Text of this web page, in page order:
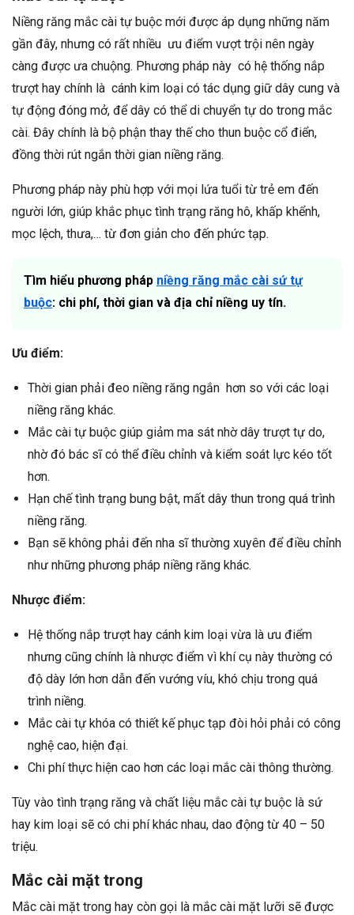
Niềng răng mắc cài tự buộc mới được áp dụng những năm
gần đây, nhưng có rất nhiều ưu điểm vượt trội nên ngày
càng được ưa chuộng. Phương pháp này có hệ thống nắp
trượt hay chính là cánh kim loại có tác dụng giữ dây cung và
tự động đóng mở, để dây có thể di chuyển tự do trong mắc
cài. Đây chính là bộ phận thay thế cho thun buộc cổ điển,
đồng thời rút ngắn thời gian niềng răng.
Phương pháp này phù hợp với mọi lứa tuổi từ trẻ em đến
người lớn, giúp khắc phục tình trạng răng hô, khấp khểnh,
mọc lệch, thưa,… từ đơn giản cho đến phức tạp.
Tìm hiểu phương pháp niềng răng mắc cài sứ tự
buộc: chi phí, thời gian và địa chỉ niềng uy tín.
Ưu điểm:
Thời gian phải đeo niềng răng ngắn hơn so với các loại
niềng răng khác.
Mắc cài tự buộc giúp giảm ma sát nhờ dây trượt tự do,
nhờ đó bác sĩ có thể điều chỉnh và kiểm soát lực kéo tốt
hơn.
Hạn chế tình trạng bung bật, mất dây thun trong quá trình
niềng răng.
Bạn sẽ không phải đến nha sĩ thường xuyên để điều chỉnh
như những phương pháp niềng răng khác.
Nhược điểm:
Hệ thống nắp trượt hay cánh kim loại vừa là ưu điểm
nhưng cũng chính là nhược điểm vì khí cụ này thường có
độ dày lớn hơn dẫn đến vướng víu, khó chịu trong quá
trình niềng.
Mắc cài tự khóa có thiết kế phục tạp đòi hỏi phải có công
nghệ cao, hiện đại.
Chi phí thực hiện cao hơn các loại mắc cài thông thường.
Tùy vào tình trạng răng và chất liệu mắc cài tự buộc là sứ
hay kim loại sẽ có chi phí khác nhau, dao động từ 40 – 50
triệu.
Mắc cài mặt trong
Mắc cài mặt trong hay còn gọi là mắc cài mặt lưỡi sẽ được